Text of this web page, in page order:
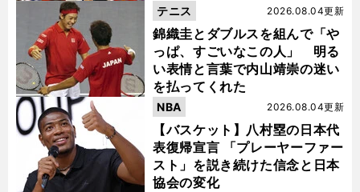
錦織圭とダブルスを組んで「や
っぱ、すごいなこの人」 明る
い表情と言葉で内山靖崇の迷い
を払ってくれた
2026.08.04更新
テニス
【バスケット】八村塁の日本代
表復帰宣言 「プレーヤーファー
スト」を説き続けた信念と日本
協会の変化
2026.08.04更新
NBA